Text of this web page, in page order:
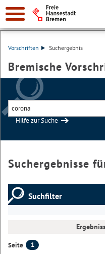
Vorschriften Suchergebnis
Bremische
Hilfe zur Suche
Suchergebnisse
Suchfilter
Seite
1